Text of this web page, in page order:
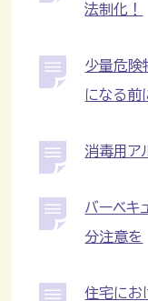
法制化！
少量危険
になる前
消毒用ア
バーベキ
分注意を
住宅にお